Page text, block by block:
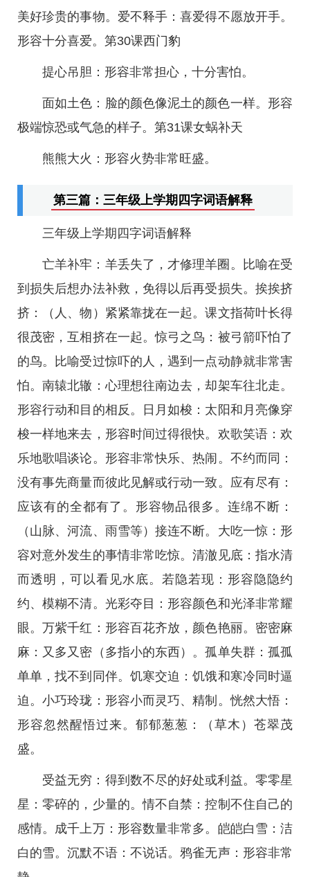
美好珍贵的事物。爱不释手：喜爱得不愿放开手。
形容十分喜爱。第30课西门豹
提心吊胆：形容非常担心，十分害怕。
面如土色：脸的颜色像泥土的颜色一样。形容
极端惊恐或气急的样子。第31课女蜗补天
熊熊大火：形容火势非常旺盛。
第三篇：三年级上学期四字词语解释
三年级上学期四字词语解释
亡羊补牢：羊丢失了，才修理羊圈。比喻在受
到损失后想办法补救，免得以后再受损失。挨挨挤
挤：（人、物）紧紧靠拢在一起。课文指荷叶长得
很茂密，互相挤在一起。惊弓之鸟：被弓箭吓怕了
的鸟。比喻受过惊吓的人，遇到一点动静就非常害
怕。南辕北辙：心理想往南边去，却架车往北走。
形容行动和目的相反。日月如梭：太阳和月亮像穿
梭一样地来去，形容时间过得很快。欢歌笑语：欢
乐地歌唱谈论。形容非常快乐、热闹。不约而同：
没有事先商量而彼此见解或行动一致。应有尽有：
应该有的全都有了。形容物品很多。连绵不断：
（山脉、河流、雨雪等）接连不断。大吃一惊：形
容对意外发生的事情非常吃惊。清澈见底：指水清
而透明，可以看见水底。若隐若现：形容隐隐约
约、模糊不清。光彩夺目：形容颜色和光泽非常耀
眼。万紫千红：形容百花齐放，颜色艳丽。密密麻
麻：又多又密（多指小的东西）。孤单失群：孤孤
单单，找不到同伴。饥寒交迫：饥饿和寒冷同时逼
迫。小巧玲珑：形容小而灵巧、精制。恍然大悟：
形容忽然醒悟过来。郁郁葱葱：（草木）苍翠茂
盛。
受益无穷：得到数不尽的好处或利益。零零星
星：零碎的，少量的。情不自禁：控制不住自己的
感情。成千上万：形容数量非常多。皑皑白雪：洁
白的雪。沉默不语：不说话。鸦雀无声：形容非常